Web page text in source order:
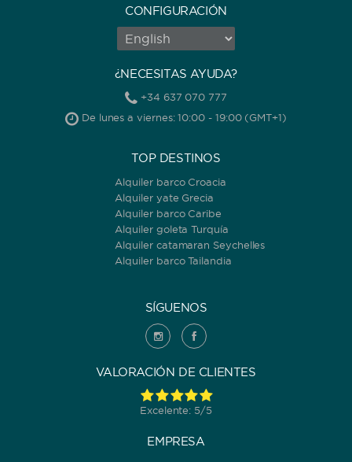
CONFIGURACIÓN
¿NECESITAS AYUDA?
+34 637 070 777
De lunes a viernes: 10:00 - 19:00 (GMT+1)
TOP DESTINOS
Alquiler barco Croacia
Alquiler yate Grecia
Alquiler barco Caribe
Alquiler goleta Turquía
Alquiler catamaran Seychelles
Alquiler barco Tailandia
SÍGUENOS
VALORACIÓN DE CLIENTES
Excelente: 5/5
EMPRESA